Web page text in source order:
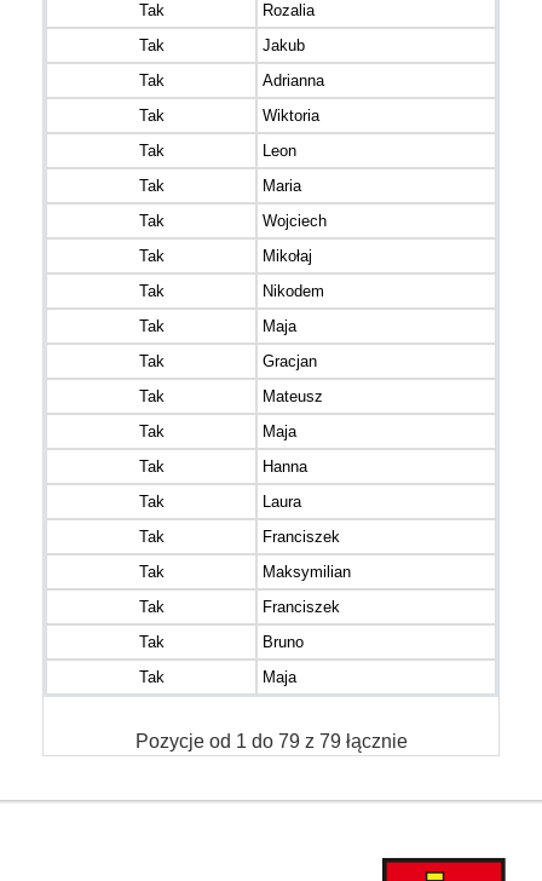
Tak
Rozalia
Tak
Jakub
Tak
Adrianna
Tak
Wiktoria
Tak
Leon
Tak
Maria
Tak
Wojciech
Tak
Mikołaj
Tak
Nikodem
Tak
Maja
Tak
Gracjan
Tak
Mateusz
Tak
Maja
Tak
Hanna
Tak
Laura
Tak
Franciszek
Tak
Maksymilian
Tak
Franciszek
Tak
Bruno
Tak
Maja
Pozycje od 1 do 79 z 79 łącznie